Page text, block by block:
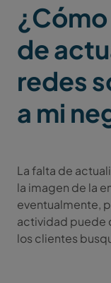
de
redes
a mi
La falta de
la imagen de la
eventualmente,
actividad puede
los clientes